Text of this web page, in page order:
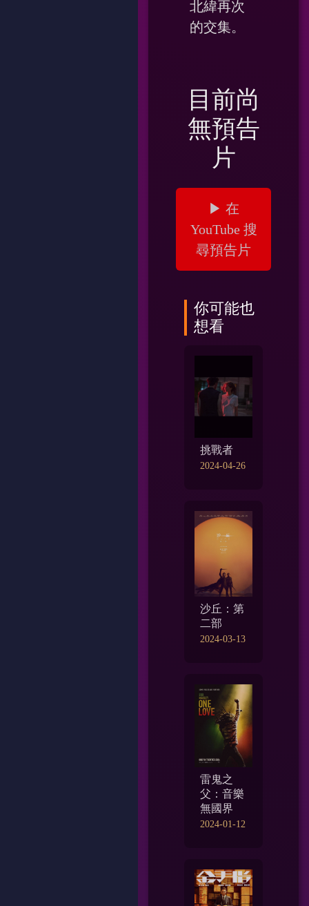
北緯再次
的交集。
目前尚
無預告
片
▶ 在
YouTube 搜
尋預告片
你可能也
想看
挑戰者
2024-04-26
沙丘：第
二部
2024-03-13
雷鬼之
父：音樂
無國界
2024-01-12